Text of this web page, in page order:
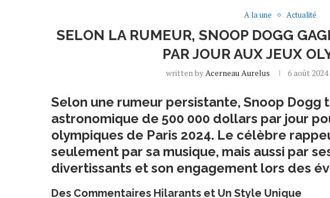
A la une
Actualité
SELON LA RUMEUR, SNOOP DOGG
PAR JOUR AUX JEUX
written byAcerneau Aurelus 6 août 2024
Selon une rumeur persistante, Snoop Dogg
astronomique de 500 000 dollars par jour
olympiques de Paris 2024. Le célèbre
seulement par sa musique, mais aussi par
divertissants et son engagement lors des
Des Commentaires Hilarants et Un Style Unique